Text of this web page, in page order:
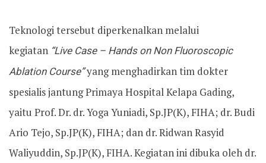
Teknologi tersebut diperkenalkan melalui
kegiatan “Live Case – Hands on Non Fluoroscopic
Ablation Course”yang menghadirkan tim dokter
spesialis jantung Primaya Hospital Kelapa Gading,
yaitu Prof. Dr. dr. Yoga Yuniadi, Sp.JP(K), FIHA; dr. Budi
Ario Tejo, Sp.JP(K), FIHA; dan dr. Ridwan Rasyid
Waliyuddin, Sp.JP(K), FIHA. Kegiatan ini dibuka oleh dr.